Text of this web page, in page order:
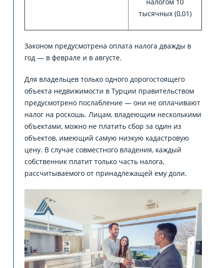
тысячных (0,01)
Законом предусмотрена оплата налога дважды в
год — в феврале и в августе.
Для владельцев только одного дорогостоящего
объекта недвижимости в Турции правительством
предусмотрено послабление — они не оплачивают
налог на роскошь. Лицам, владеющим несколькими
объектами, можно не платить сбор за один из
объектов, имеющий самую низкую кадастровую
цену. В случае совместного владения, каждый
собственник платит только часть налога,
рассчитываемого от принадлежащей ему доли.